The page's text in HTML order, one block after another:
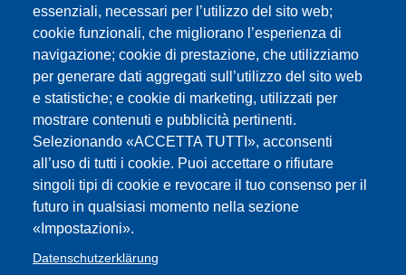
essenziali, necessari per l’utilizzo del sito web;
cookie funzionali, che migliorano l’esperienza di
navigazione; cookie di prestazione, che utilizziamo
per generare dati aggregati sull’utilizzo del sito web
e statistiche; e cookie di marketing, utilizzati per
mostrare contenuti e pubblicità pertinenti.
Selezionando «ACCETTA TUTTI», acconsenti
all’uso di tutti i cookie. Puoi accettare o rifiutare
singoli tipi di cookie e revocare il tuo consenso per il
futuro in qualsiasi momento nella sezione
«Impostazioni».
Datenschutzerklärung
IV CONGRESSO PROVINCIALE/
LANDESKONGRESS FLC-GBW
Congresso della CGIL-AGB e della
FLC-GBW
CCP 2007 LKV - RSU-EGV
Calendario elezioni RSU 2016 e
Circolare